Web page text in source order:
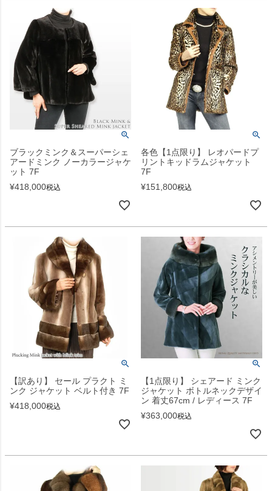
ブラックミンク＆スーパーシェ
アードミンク ノーカラージャケ
ット 7F
¥418,000税込
各色【1点限り】 レオパードプ
リントキッドラムジャケット
7F
¥151,800税込
【訳あり】 セール プラクト ミ
ンク ジャケット ベルト付き 7F
¥418,000税込
【1点限り】 シェアード ミンク
ジャケット ボトルネックデザイ
ン 着丈67cm / レディース 7F
¥363,000税込